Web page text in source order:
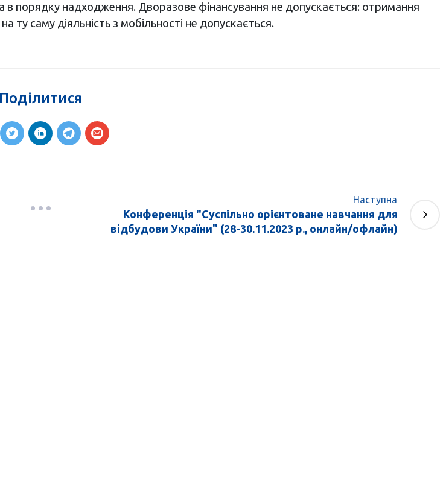
в порядку надходження. Дворазове фінансування не допускається: отримання
ту саму діяльність з мобільності не допускається.
Поділитися
Наступна
Конференція "Суспільно орієнтоване навчання для
відбудови України" (28-30.11.2023 р., онлайн/офлайн)